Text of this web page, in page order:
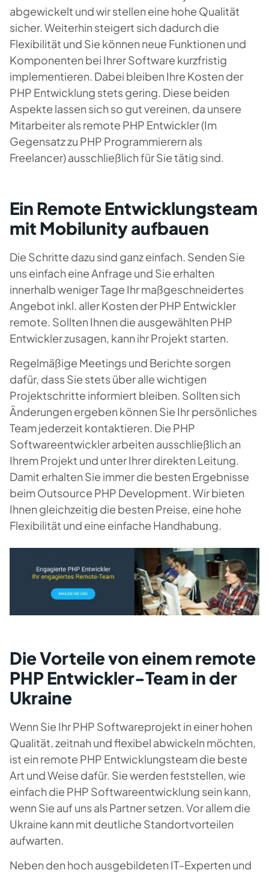
abgewickelt und wir stellen eine hohe Qualität
sicher. Weiterhin steigert sich dadurch die
Flexibilität und Sie können neue Funktionen und
Komponenten bei Ihrer Software kurzfristig
implementieren. Dabei bleiben Ihre Kosten der
PHP Entwicklung stets gering. Diese beiden
Aspekte lassen sich so gut vereinen, da unsere
Mitarbeiter als remote PHP Entwickler (Im
Gegensatz zu PHP Programmierern als
Freelancer) ausschließlich für Sie tätig sind.
Ein Remote Entwicklungsteam
mit Mobilunity aufbauen
Die Schritte dazu sind ganz einfach. Senden Sie
uns einfach eine Anfrage und Sie erhalten
innerhalb weniger Tage Ihr maßgeschneidertes
Angebot inkl. aller Kosten der PHP Entwickler
remote. Sollten Ihnen die ausgewählten PHP
Entwickler zusagen, kann ihr Projekt starten.
Regelmäßige Meetings und Berichte sorgen
dafür, dass Sie stets über alle wichtigen
Projektschritte informiert bleiben. Sollten sich
Änderungen ergeben können Sie Ihr persönliches
Team jederzeit kontaktieren. Die PHP
Softwareentwickler arbeiten ausschließlich an
Ihrem Projekt und unter Ihrer direkten Leitung.
Damit erhalten Sie immer die besten Ergebnisse
beim Outsource PHP Development. Wir bieten
Ihnen gleichzeitig die besten Preise, eine hohe
Flexibilität und eine einfache Handhabung.
Die Vorteile von einem remote
PHP Entwickler-Team in der
Ukraine
Wenn Sie Ihr PHP Softwareprojekt in einer hohen
Qualität, zeitnah und flexibel abwickeln möchten,
ist ein remote PHP Entwicklungsteam die beste
Art und Weise dafür. Sie werden feststellen, wie
einfach die PHP Softwareentwicklung sein kann,
wenn Sie auf uns als Partner setzen. Vor allem die
Ukraine kann mit deutliche Standortvorteilen
aufwarten.
Neben den hoch ausgebildeten IT-Experten und